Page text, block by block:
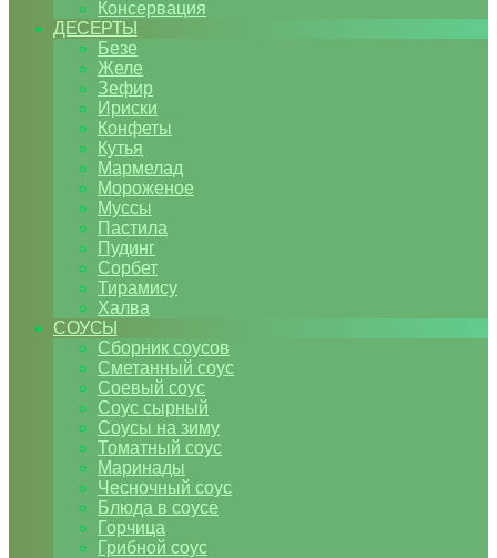
Консервация
ДЕСЕРТЫ
Безе
Желе
Зефир
Ириски
Конфеты
Кутья
Мармелад
Мороженое
Муссы
Пастила
Пудинг
Сорбет
Тирамису
Халва
СОУСЫ
Сборник соусов
Сметанный соус
Соевый соус
Соус сырный
Соусы на зиму
Томатный соус
Маринады
Чесночный соус
Блюда в соусе
Горчица
Грибной соус